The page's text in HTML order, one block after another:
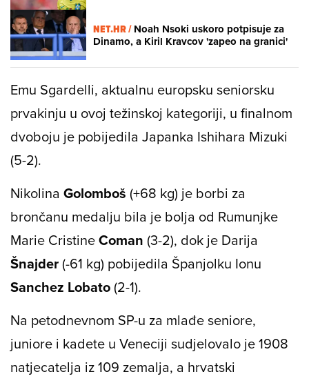
NET.HR /Noah Nsoki uskoro potpisuje za
Dinamo, a Kiril Kravcov 'zapeo na granici'
Emu Sgardelli, aktualnu europsku seniorsku
prvakinju u ovoj težinskoj kategoriji, u finalnom
dvoboju je pobijedila Japanka Ishihara Mizuki
(5-2).
Nikolina Golomboš (+68 kg) je borbi za
brončanu medalju bila je bolja od Rumunjke
Marie CristineComan (3-2), dok je Darija
Šnajder(-61 kg) pobijedila Španjolku Ionu
Sanchez Lobato(2-1).
Na petodnevnom SP-u za mlađe seniore,
juniore i kadete u Veneciji sudjelovalo je 1908
natjecatelja iz 109 zemalja, a hrvatski